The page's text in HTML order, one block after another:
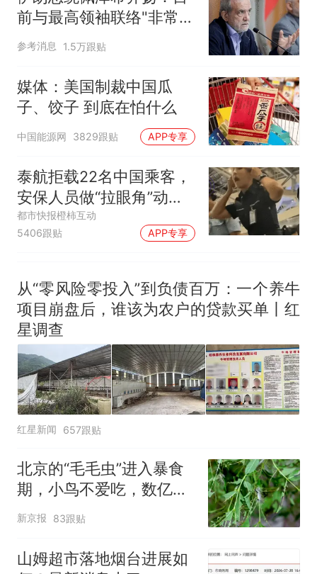
前与最高领袖联络"非常困
难"
参考消息 1.5万跟贴
媒体：美国制裁中国瓜
子、饺子 到底在怕什么
中国能源网 3829跟贴 APP专享
泰航拒载22名中国乘客，
安保人员做“拉眼角”动
作，泰国机场最新回应：
拒绝登机决定由航司作
改签但没兑现
都市快报橙柿互动
5406跟贴
APP专享
从“零风险零投入”到负债百万：一个养牛
项目崩盘后，谁该为农户的贷款买单丨红
星调查
红星新闻 657跟贴
北京的“毛毛虫”进入暴食
期，小鸟不爱吃，数亿头
小蜂迎战
新京报 83跟贴
山姆超市落地烟台进展如